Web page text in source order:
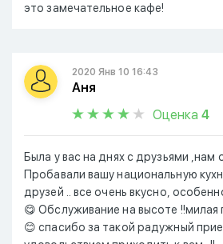
это замечательное кафе!
2020 Янв 10 16:43
Аня
Оценка 4
Была у вас на днях с друзьями ,нам
Пробавали вашу национальную
друзей .. все очень вкусно,
😋 Обслуживание на высоте !!милая
😊 спасибо за такой радужный